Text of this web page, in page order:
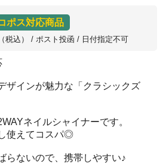
ポス対応商品
税込） / ポスト投函 / 日付指定不可
ザインが魅力な「クラシックズ
ネイルシャイナーです。
使えてコスパ◎
らないので、携帯しやすい♪